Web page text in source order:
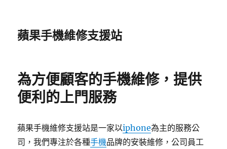
蘋果手機維修支援站
為方便顧客的手機維修，提供
便利的上門服務
蘋果手機維修支援站是一家以iphone為主的服務公
司，我們專注於各種手機品牌的安裝維修，公司員工